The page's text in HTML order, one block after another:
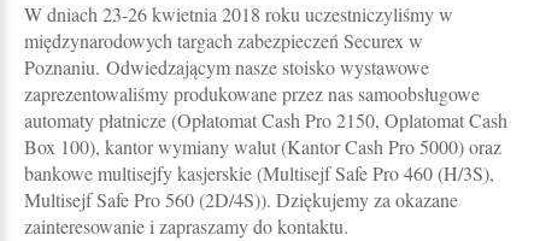
W dniach 23-26 kwietnia 2018 roku uczestniczyliśmy w
międzynarodowych targach zabezpieczeń Securex w
Poznaniu. Odwiedzającym nasze stoisko wystawowe
zaprezentowaliśmy produkowane przez nas samoobsługowe
automaty płatnicze (Opłatomat Cash Pro 2150, Oplatomat Cash
Box 100), kantor wymiany walut (Kantor Cash Pro 5000) oraz
bankowe multisejfy kasjerskie (Multisejf Safe Pro 460 (H/3S),
Multisejf Safe Pro 560 (2D/4S)). Dziękujemy za okazane
zainteresowanie i zapraszamy do kontaktu.